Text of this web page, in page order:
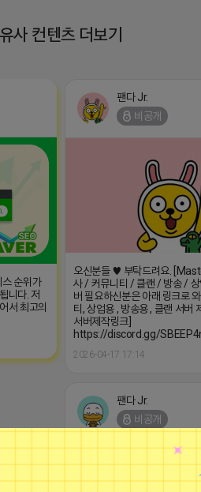
유사 컨텐츠 더보기
순위가
니다. 저
서 최고의
팬다 Jr.
비공개
오신분들 ♥ 부탁드려요.
사 / 커뮤니티 / 클랜 / 방송 / 상
버 필요하신분은 아래 링크로
티, 상업용 , 방송용 , 클랜 서버
서버제작링크]
https://discord.gg/
2026-04-17 17:14
팬다 Jr.
비공개